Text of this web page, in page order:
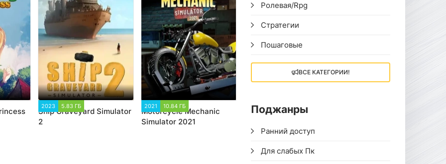
2023 5.83 ГБ
Ship Graveyard Simulator
2
2021 10.84 ГБ
Motorcycle Mechanic
Simulator 2021
Ролевая/Rpg
Стратегии
Пошаговые
ВСЕ КАТЕГОРИИ!
Поджанры
Ранний доступ
Для слабых Пк